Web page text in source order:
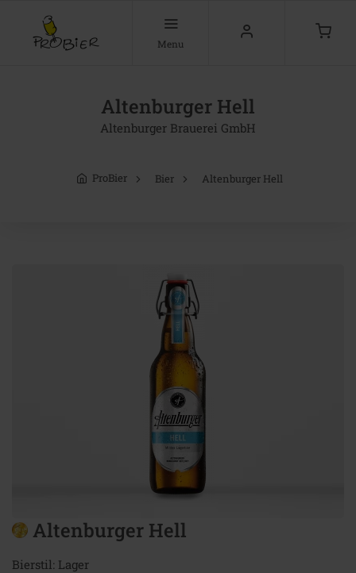
Menu
Altenburger Hell
Altenburger Brauerei GmbH
ProBier Bier Altenburger Hell
Altenburger Hell
Bierstil: Lager